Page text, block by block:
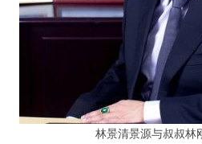
林景清景源与叔叔林